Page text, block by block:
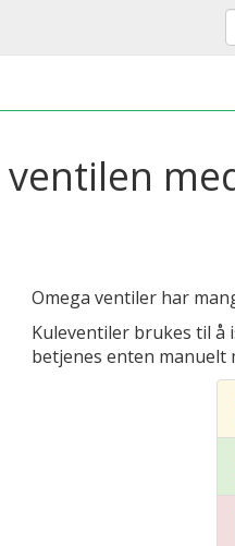
Omega ventiler har
Kuleventiler brukes til
betjenes enten manuelt